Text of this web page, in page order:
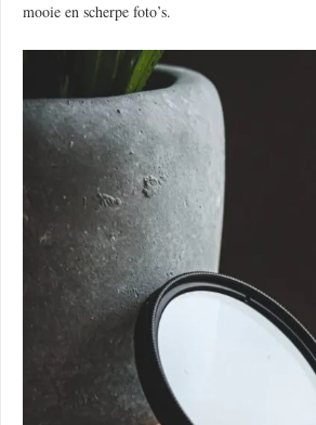
mooie en scherpe foto’s.